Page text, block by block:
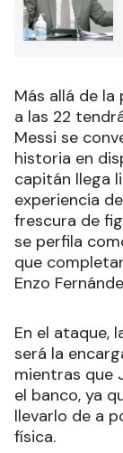
Más allá de
a las 22
Messi se
historia en
capitán llega
experiencia
frescura de
se perfila
que
Enzo
En el ataque,
será la
mientras que
el banco, ya
llevarlo de a
física.